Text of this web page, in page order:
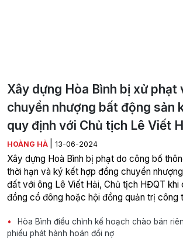
Xây dựng Hòa Bình bị xử phạt
chuyển nhượng bất động sản
quy định với Chủ tịch Lê Viết
HOÀNG HÀ 13-06-2024
Xây dựng Hoà Bình bị phạt do công bố
thời hạn và ký kết hợp đồng chuyển
đất với ông Lê Viết Hải, Chủ tịch HĐQT khi
đồng cổ đông hoặc hội đồng quản trị công
Hòa Bình điều chỉnh kế hoạch chào bán
phiếu phát hành hoán đổi nợ